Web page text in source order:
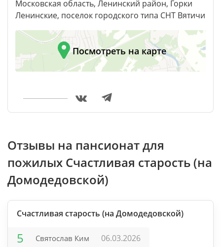
Московская область, Ленинский район, Горки
Ленинские, поселок городского типа СНТ Вятичи
Посмотреть на карте
Отзывы на пансионат для
пожилых Счастливая старость (на
Домодедовской)
Счастливая старость (на Домодедовской)
5 Святослав Ким 06.03.2026